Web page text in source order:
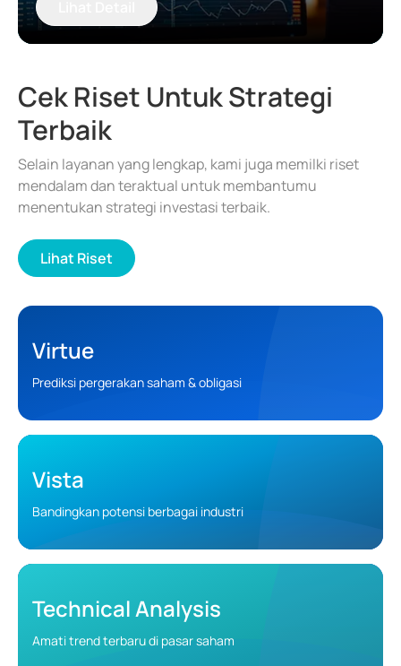
Cek Riset Untuk Strategi
Terbaik
Selain layanan yang lengkap, kami juga memilki riset
mendalam dan teraktual untuk membantumu
menentukan strategi investasi terbaik.
Lihat Riset
Virtue
Prediksi pergerakan saham & obligasi
Vista
Bandingkan potensi berbagai industri
Technical Analysis
Amati trend terbaru di pasar saham